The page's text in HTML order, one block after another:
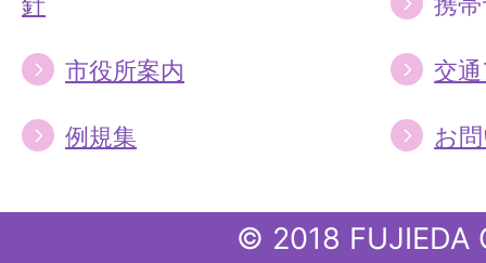
市役所案内 交
例規集 お
© 2018 FUJIEDA